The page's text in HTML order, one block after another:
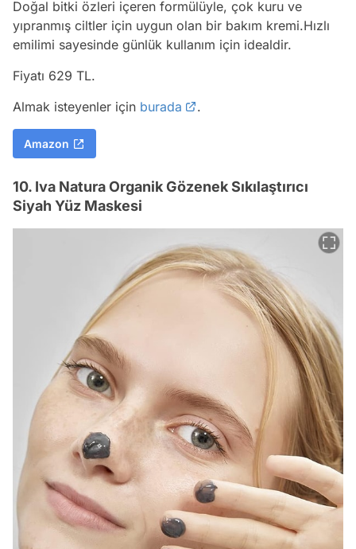
Doğal bitki özleri içeren formülüyle, çok kuru ve
yıpranmış ciltler için uygun olan bir bakım kremi.Hızlı
emilimi sayesinde günlük kullanım için idealdir.
Fiyatı 629 TL.
Almak isteyenler için burada .
Amazon
10. Iva Natura Organik Gözenek Sıkılaştırıcı
Siyah Yüz Maskesi